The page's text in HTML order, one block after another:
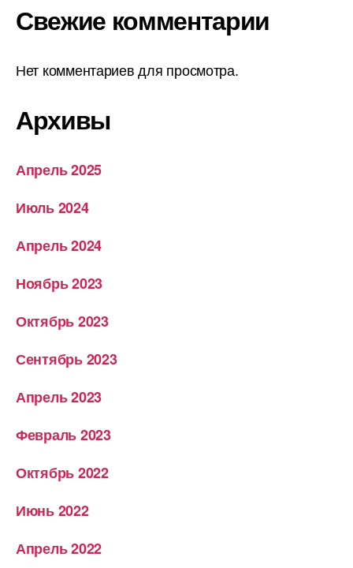
Свежие комментарии
Нет комментариев для просмотра.
Архивы
Апрель 2025
Июль 2024
Апрель 2024
Ноябрь 2023
Октябрь 2023
Сентябрь 2023
Апрель 2023
Февраль 2023
Октябрь 2022
Июнь 2022
Апрель 2022